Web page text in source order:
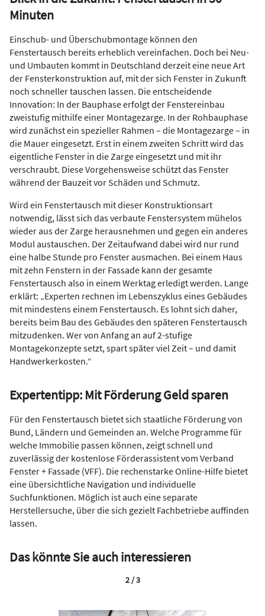
Minuten
Einschub- und Überschubmontage können den
Fenstertausch bereits erheblich vereinfachen. Doch bei Neu-
und Umbauten kommt in Deutschland derzeit eine neue Art
der Fensterkonstruktion auf, mit der sich Fenster in Zukunft
noch schneller tauschen lassen. Die entscheidende
Innovation: In der Bauphase erfolgt der Fenstereinbau
zweistufig mithilfe einer Montagezarge. In der Rohbauphase
wird zunächst ein spezieller Rahmen – die Montagezarge – in
die Mauer eingesetzt. Erst in einem zweiten Schritt wird das
eigentliche Fenster in die Zarge eingesetzt und mit ihr
verschraubt. Diese Vorgehensweise schützt das Fenster
während der Bauzeit vor Schäden und Schmutz.
Wird ein Fenstertausch mit dieser Konstruktionsart
notwendig, lässt sich das verbaute Fenstersystem mühelos
wieder aus der Zarge herausnehmen und gegen ein anderes
Modul austauschen. Der Zeitaufwand dabei wird nur rund
eine halbe Stunde pro Fenster ausmachen. Bei einem Haus
mit zehn Fenstern in der Fassade kann der gesamte
Fenstertausch also in einem Werktag erledigt werden. Lange
erklärt: „Experten rechnen im Lebenszyklus eines Gebäudes
mit mindestens einem Fenstertausch. Es lohnt sich daher,
bereits beim Bau des Gebäudes den späteren Fenstertausch
mitzudenken. Wer von Anfang an auf 2-stufige
Montagekonzepte setzt, spart später viel Zeit – und damit
Handwerkerkosten.“
Expertentipp: Mit Förderung Geld sparen
Für den Fenstertausch bietet sich staatliche Förderung von
Bund, Ländern und Gemeinden an. Welche Programme für
welche Immobilie passen können, zeigt schnell und
zuverlässig der kostenlose Förderassistent vom Verband
Fenster + Fassade (VFF). Die rechenstarke Online-Hilfe bietet
eine übersichtliche Navigation und individuelle
Suchfunktionen. Möglich ist auch eine separate
Herstellersuche, über die sich gezielt Fachbetriebe auffinden
lassen.
Das könnte Sie auch interessieren
2 / 3